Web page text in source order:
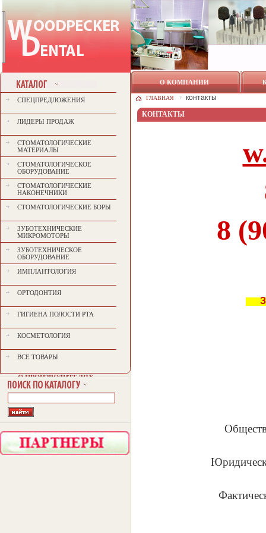
СПЕЦПРЕДЛОЖЕНИЯ
ЛИДЕРЫ ПРОДАЖ
СТОМАТОЛОГИЧЕСКИЕ
МАТЕРИАЛЫ
СТОМАТОЛОГИЧЕСКОЕ
ОБОРУДОВАНИЕ
СТОМАТОЛОГИЧЕСКИЕ
НАКОНЕЧНИКИ
СТОМАТОЛОГИЧЕСКИЕ БОРЫ
ЗУБОТЕХНИЧЕСКИЕ
МИКРОМОТОРЫ
ЗУБОТЕХНИЧЕСКОЕ
ОБОРУДОВАНИЕ
ИМПЛАНТОЛОГИЯ
ОРТОДОНТИЯ
ГИГИЕНА ПОЛОСТИ РТА
КОСМЕТОЛОГИЯ
ВСЕ ТОВАРЫ
O ПРОИЗВОДИТЕЛЯХ
О КОМПАНИИ
ГЛАВНАЯ
контакты
КОНТАКТЫ
8